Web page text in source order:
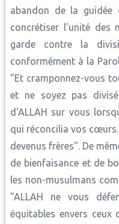
abandon de la
concrétiser l'unité des
garde contre la
conformément à la
"Et cramponnez-vous
et ne soyez pas
d'ALLAH sur vous
qui réconcilia vos
devenus frères". De
de bienfaisance et de
les non-musulmans
"ALLAH ne vous
équitables envers